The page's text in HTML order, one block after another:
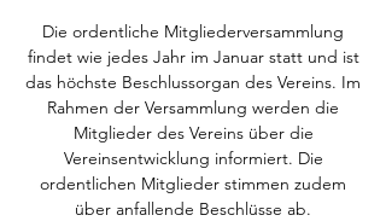
Die ordentliche Mitgliederversammlung
findet wie jedes Jahr im Januar statt und ist
das höchste Beschlussorgan des Vereins. Im
Rahmen der Versammlung werden die
Mitglieder des Vereins über die
Vereinsentwicklung informiert. Die
ordentlichen Mitglieder stimmen zudem
über anfallende Beschlüsse ab.